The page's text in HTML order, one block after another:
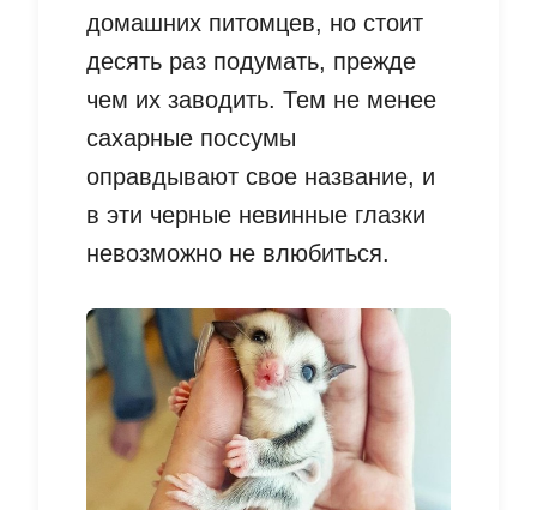
домашних питомцев, но стоит
десять раз подумать, прежде
чем их заводить. Тем не менее
сахарные поссумы
оправдывают свое название, и
в эти черные невинные глазки
невозможно не влюбиться.